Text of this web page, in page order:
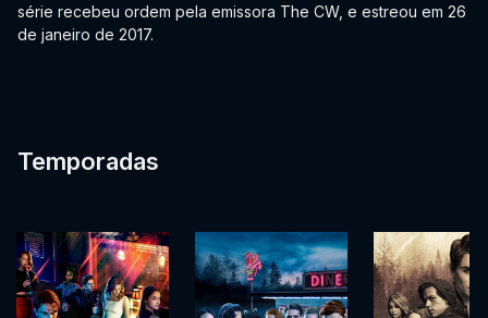
série recebeu ordem pela emissora The CW, e estreou em 26
de janeiro de 2017.
Temporadas